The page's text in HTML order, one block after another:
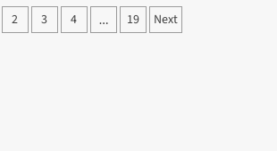
2 3 4 … 19 Next